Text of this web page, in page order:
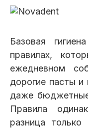
Базовая
правилах,
ежедневном
дорогие пасты
даже
Правила
разница